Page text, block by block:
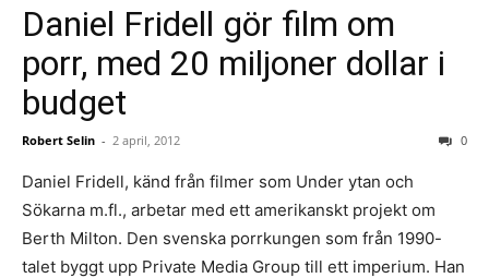
Daniel Fridell gör film om
porr, med 20 miljoner dollar i
budget
Robert Selin - 2 april, 2012 0
Daniel Fridell, känd från filmer som Under ytan och
Sökarna m.fl., arbetar med ett amerikanskt projekt om
Berth Milton. Den svenska porrkungen som från 1990-
talet byggt upp Private Media Group till ett imperium. Han